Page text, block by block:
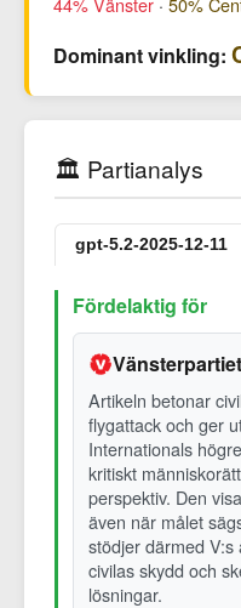
Dominant vinkling:
🏛️ Partianalys
gpt-5.2-2025-12-11
Fördelaktig för
Vänsterpartiet
Artikeln betonar
flygattack och ger
Internationals
kritiskt
perspektiv. Den
även när målet
stödjer därmed
civilas skydd och
lösningar.